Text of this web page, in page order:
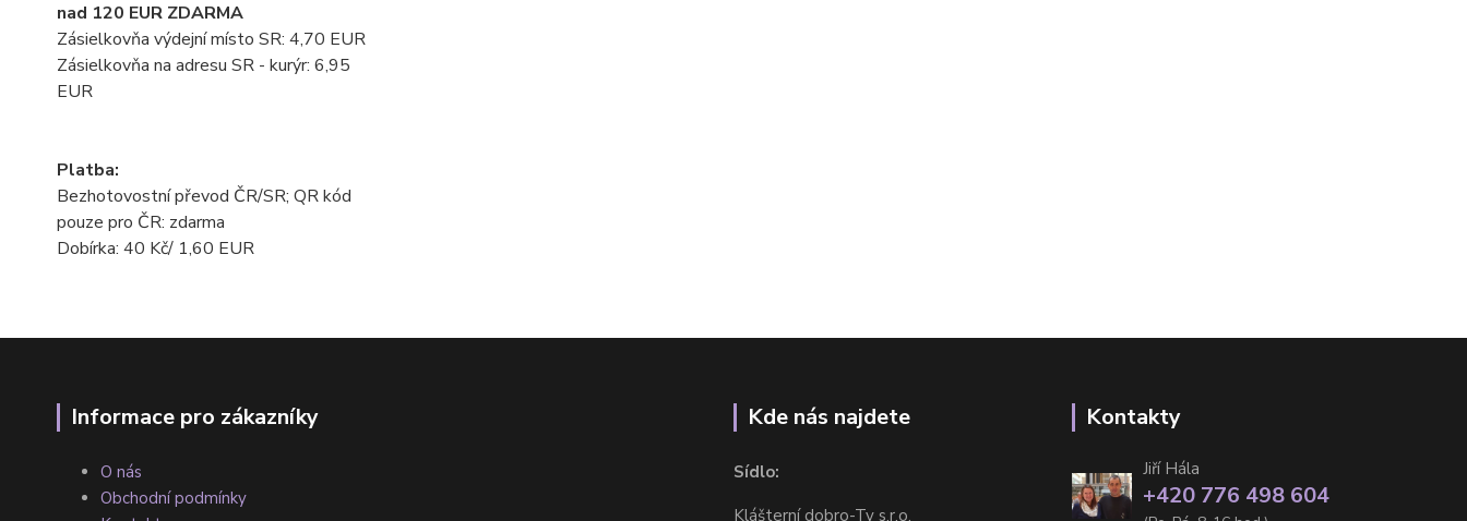
nad 120 EUR ZDARMA
Zásielkovňa výdejní místo SR: 4,70 EUR
Zásielkovňa na adresu SR - kurýr: 6,95
EUR
Platba:
Bezhotovostní převod ČR/SR; QR kód
pouze pro ČR: zdarma
Dobírka: 40 Kč/ 1,60 EUR
Informace pro zákazníky
O nás
Obchodní podmínky
Kde nás najdete
Sídlo:
Klášterní dobro-Ty s.r.o.
Kontakty
Jiří Hála
+420 776 498 604